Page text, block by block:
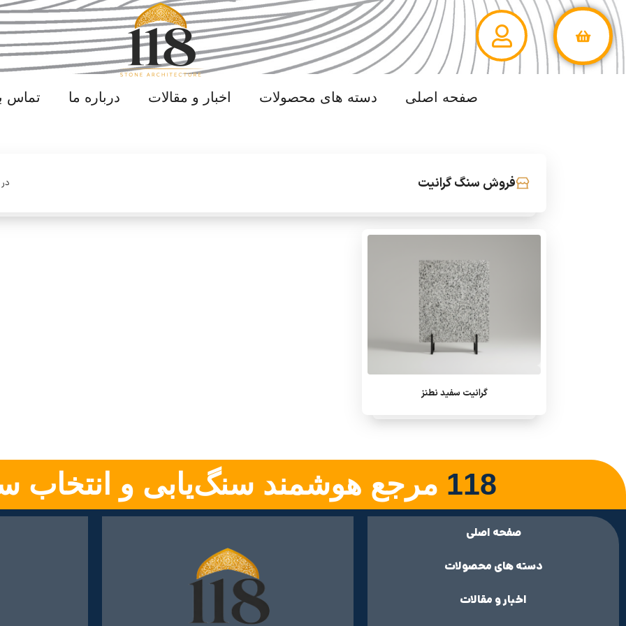
صفحه اصلی دسته های محصولات اخبار و مقالات درباره ما تماس
فروش سنگ گرانیت
گرانیت سفید نطنز
118 مرجع هوشمند سنگ‌یابی و انتخاب
صفحه اصلی
دسته های محصولات
اخبار و مقالات